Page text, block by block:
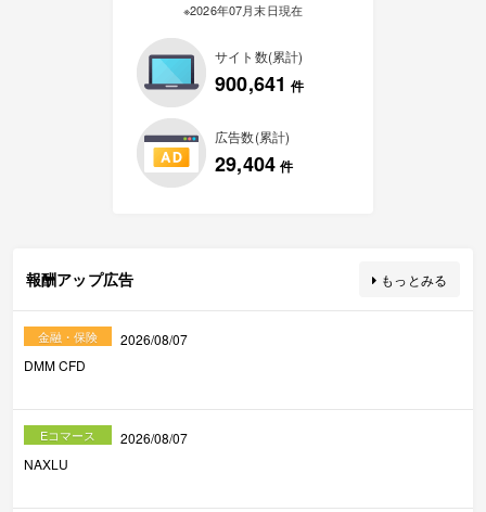
※2026年07月末日現在
サイト数(累計)
900,641 件
広告数(累計)
29,404 件
報酬アップ広告 もっとみる
金融・保険
2026/08/07
DMM CFD
Eコマース
2026/08/07
NAXLU